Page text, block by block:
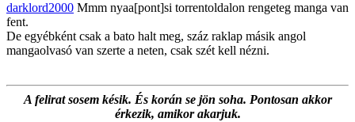
darklord2000 Mmm nyaa[pont]si torrentoldalon rengeteg manga van
fent.
De egyébként csak a bato halt meg, száz raklap másik angol
mangaolvasó van szerte a neten, csak szét kell nézni.
A felirat sosem késik. És korán se jön soha. Pontosan akkor
érkezik, amikor akarjuk.